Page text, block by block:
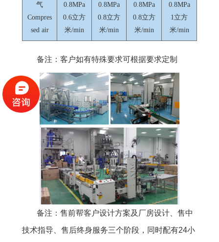
气
Compres
sed air
0.8MPa
0.6立方
米/min
0.8MPa
0.8立方
米/min
0.8MPa
0.8立方
米/min
0.8MPa
1立方
米/min
备注：客户如有特殊要求可根据要求定制
备注：售前帮客户设计方案及厂房设计、售中
技术指导、售后终身服务三个阶段，同时配有24小